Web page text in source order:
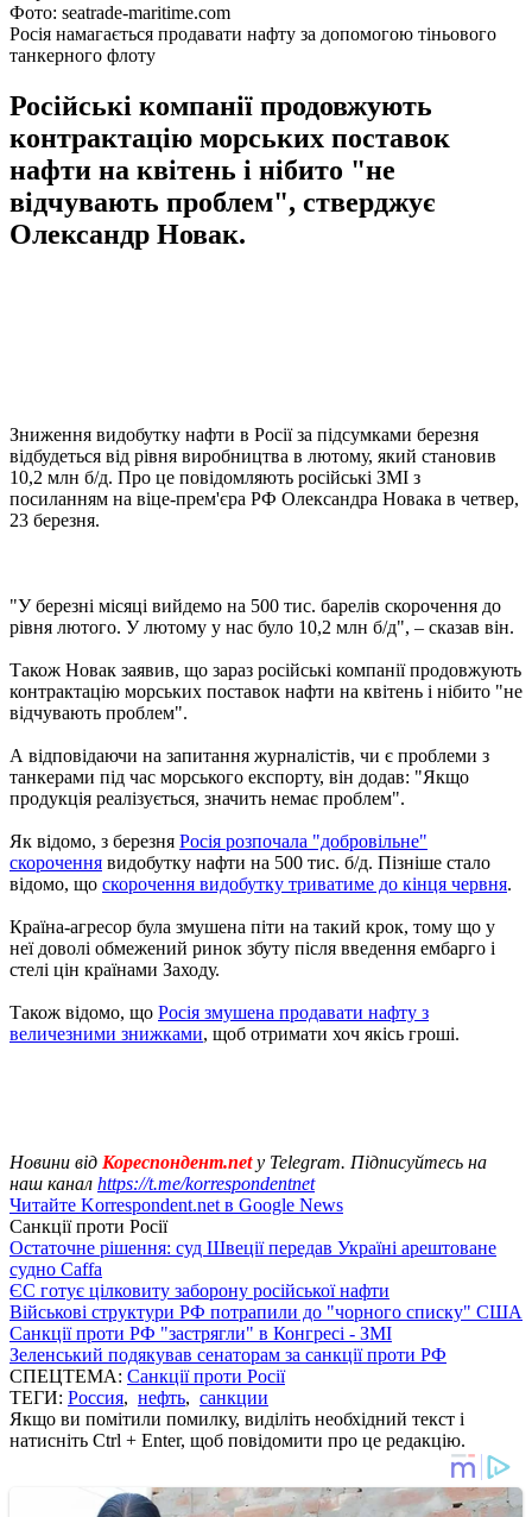
Фото: seatrade-maritime.com
Росія намагається продавати нафту за допомогою тіньового
танкерного флоту
Російські компанії продовжують
контрактацію морських поставок
нафти на квітень і нібито "не
відчувають проблем", стверджує
Олександр Новак.
Зниження видобутку нафти в Росії за підсумками березня
відбудеться від рівня виробництва в лютому, який становив
10,2 млн б/д. Про це повідомляють російські ЗМІ з
посиланням на віце-прем'єра РФ Олександра Новака в четвер,
23 березня.
"У березні місяці вийдемо на 500 тис. барелів скорочення до
рівня лютого. У лютому у нас було 10,2 млн б/д", – сказав він.
Також Новак заявив, що зараз російські компанії продовжують
контрактацію морських поставок нафти на квітень і нібито "не
відчувають проблем".
А відповідаючи на запитання журналістів, чи є проблеми з
танкерами під час морського експорту, він додав: "Якщо
продукція реалізується, значить немає проблем".
Як відомо, з березня Росія розпочала "добровільне"
скорочення видобутку нафти на 500 тис. б/д. Пізніше стало
відомо, що скорочення видобутку триватиме до кінця червня.
Країна-агресор була змушена піти на такий крок, тому що у
неї доволі обмежений ринок збуту після введення ембарго і
стелі цін країнами Заходу.
Також відомо, що Росія змушена продавати нафту з
величезними знижками, щоб отримати хоч якісь гроші.
Новини від Кореспондент.netу Telegram. Підписуйтесь на
наш канал https://t.me/korrespondentnet
Читайте Korrespondent.net в Google News
Санкції проти Росії
Остаточне рішення: суд Швеції передав Україні арештоване
судно Caffa
ЄС готує цілковиту заборону російської нафти
Військові структури РФ потрапили до "чорного списку" США
Санкції проти РФ "застрягли" в Конгресі - ЗМІ
Зеленський подякував сенаторам за санкції проти РФ
СПЕЦТЕМА: Санкції проти Росії
ТЕГИ: Россия, нефть, санкции
Якщо ви помітили помилку, виділіть необхідний текст і
натисніть Ctrl + Enter, щоб повідомити про це редакцію.